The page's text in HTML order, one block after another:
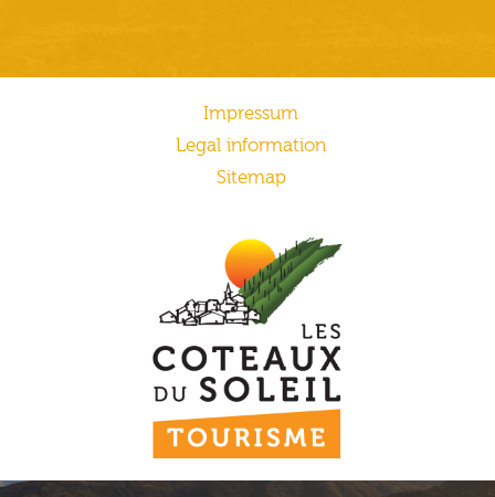
Impressum
Legal information
Sitemap